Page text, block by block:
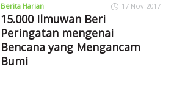
Berita Harian 17 Nov 2017
15.000 Ilmuwan Beri
Peringatan mengenai
Bencana yang Mengancam
Bumi